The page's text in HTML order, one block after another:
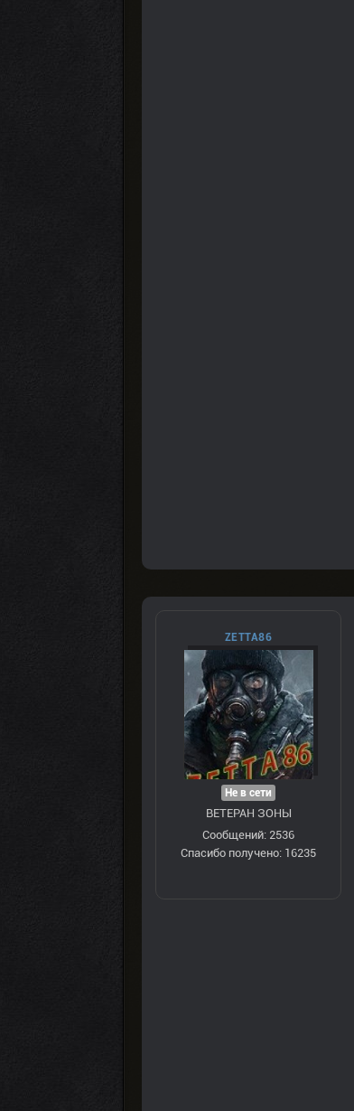
ZETTA86
Не в сети
ВЕТЕРАН ЗOНЫ
Сообщений: 2536
Спасибо получено: 16235